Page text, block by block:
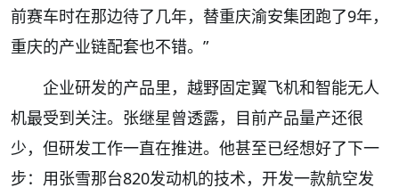
前赛车时在那边待了几年，替重庆渝安集团跑了9年，
重庆的产业链配套也不错。”
企业研发的产品里，越野固定翼飞机和智能无人
机最受到关注。张继星曾透露，目前产品量产还很
少，但研发工作一直在推进。他甚至已经想好了下一
步：用张雪那台820发动机的技术，开发一款航空发